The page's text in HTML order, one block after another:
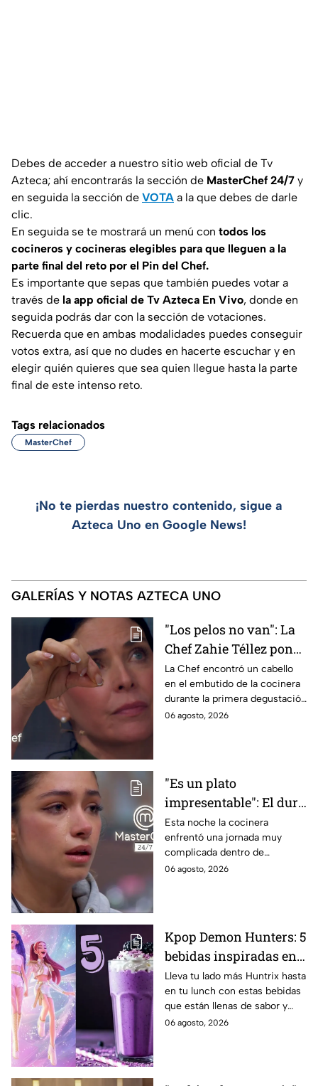
Debes de acceder a nuestro sitio web oficial de Tv
Azteca; ahí encontrarás la sección de MasterChef 24/7 y
en seguida la sección de VOTA a la que debes de darle
clic.
En seguida se te mostrará un menú con todos los
cocineros y cocineras elegibles para que lleguen a la
parte final del reto por el Pin del Chef.
Es importante que sepas que también puedes votar a
través de la app oficial de Tv Azteca En Vivo, donde en
seguida podrás dar con la sección de votaciones.
Recuerda que en ambas modalidades puedes conseguir
votos extra, así que no dudes en hacerte escuchar y en
elegir quién quieres que sea quien llegue hasta la parte
final de este intenso reto.
Tags relacionados
MasterChef
¡No te pierdas nuestro contenido, sigue a
Azteca Uno en Google News!
GALERÍAS Y NOTAS AZTECA UNO
"Los pelos no van": La
Chef Zahie Téllez pone
en evidencia a Carmen
en la gala de mandiles
negros de MasterChef
24/7
La Chef encontró un cabello
en el embutido de la cocinera
durante la primera degustación
de la noche
06 agosto, 2026
"Es un plato
impresentable": El duro
regaño que hizo llorar a
Michelle dentro de
MasterChef 24/7
Esta noche la cocinera
enfrentó una jornada muy
complicada dentro de
MasterChef 24/7.
06 agosto, 2026
Kpop Demon Hunters: 5
bebidas inspiradas en
las guerreras Huntrix
para llevar a la escuela
este regreso a clases
2026; son saludables y
Lleva tu lado más Huntrix hasta
en tu lunch con estas bebidas
que están llenas de sabor y
frescura.
06 agosto, 2026